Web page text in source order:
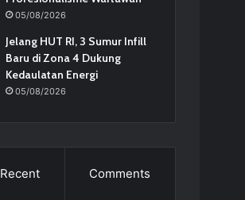
05/08/2026
Jelang HUT RI, 3 Sumur Infill
Baru di Zona 4 Dukung
Kedaulatan Energi
05/08/2026
Recent Comments